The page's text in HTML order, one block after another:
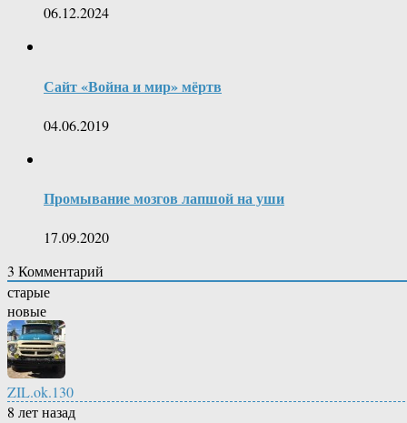
06.12.2024
Сайт «Война и мир» мёртв
04.06.2019
Промывание мозгов лапшой на уши
17.09.2020
3 Комментарий
старые
новые
ZIL.ok.130
8 лет назад